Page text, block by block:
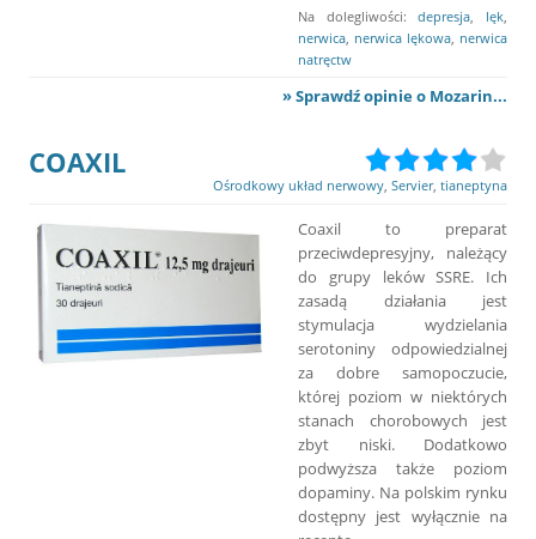
Na dolegliwości:depresja lęk
nerwica nerwica lękowa nerwica
natręctw
» Sprawdź opinie o Mozarin...
COAXIL
Ośrodkowy układ nerwowy Servier, tianeptyna
Coaxil to preparat
przeciwdepresyjny, należący
do grupy leków SSRE. Ich
zasadą działania jest
stymulacja wydzielania
serotoniny odpowiedzialnej
za dobre samopoczucie,
której poziom w niektórych
stanach chorobowych jest
zbyt niski. Dodatkowo
podwyższa także poziom
dopaminy. Na polskim rynku
dostępny jest wyłącznie na